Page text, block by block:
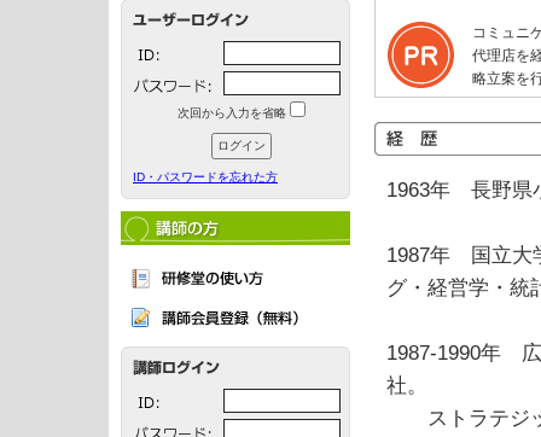
次回から入力を省略
ID・パスワードを忘れた方
コミュニ
代理店を
略立案を
1963年 長野県
1987年 国立大
グ・経営学・統
1987-1990年
社。
ストラテジッ